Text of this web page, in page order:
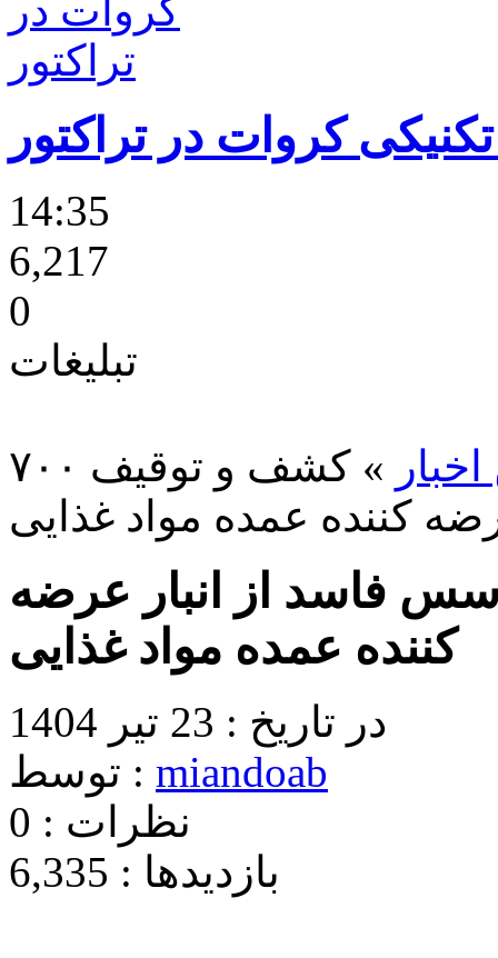
کروات در تراکتور
14:35
6,217
0
تبلیغات
» کشف و توقیف ۷۰۰
کننده عمده مواد غذایی
کیلوگرم سس فاسد از انبار عرضه
کننده عمده مواد غذایی
در تاریخ : 23 تیر 1404
توسط : miandoab
نظرات : 0
بازدیدها : 6,335